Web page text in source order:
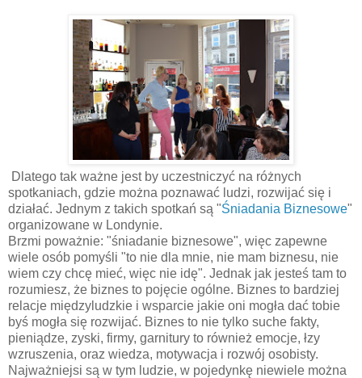
Dlatego tak ważne jest by uczestniczyć na różnych
spotkaniach, gdzie można poznawać ludzi, rozwijać się i
działać. Jednym z takich spotkań są "Śniadania Biznesowe"
organizowane w Londynie.
Brzmi poważnie: "śniadanie biznesowe", więc zapewne
wiele osób pomyśli "to nie dla mnie, nie mam biznesu, nie
wiem czy chcę mieć, więc nie idę". Jednak jak jesteś tam to
rozumiesz, że biznes to pojęcie ogólne. Biznes to bardziej
relacje międzyludzkie i wsparcie jakie oni mogła dać tobie
byś mogła się rozwijać. Biznes to nie tylko suche fakty,
pieniądze, zyski, firmy, garnitury to również emocje, łzy
wzruszenia, oraz wiedza, motywacja i rozwój osobisty.
Najważniejsi są w tym ludzie, w pojedynkę niewiele można